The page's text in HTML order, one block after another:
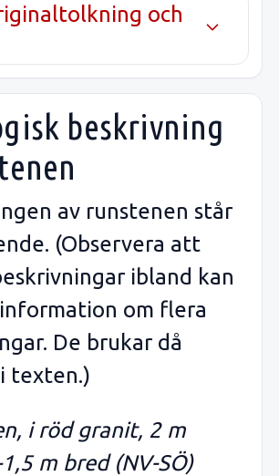
och
beskrivning
av runstenen står
(Observera att
ibland kan
om flera
De brukar då
texten.)
i röd granit, 2 m
m bred (NV-SÖ)